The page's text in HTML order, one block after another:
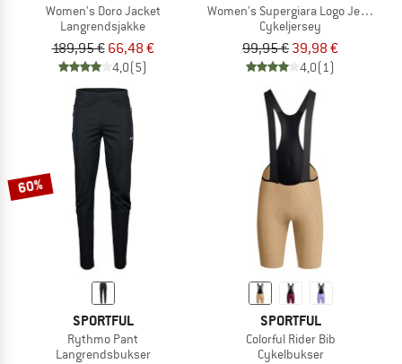
Women's Doro Jacket
Langrendsjakke
189,95 € 66,48 €
4,0(5)
Women's Supergiara Logo Jersey
Cykeljersey
99,95 € 39,98 €
4,0(1)
60%
SPORTFUL
Rythmo Pant
Langrendsbukser
SPORTFUL
Colorful Rider Bib
Cykelbukser